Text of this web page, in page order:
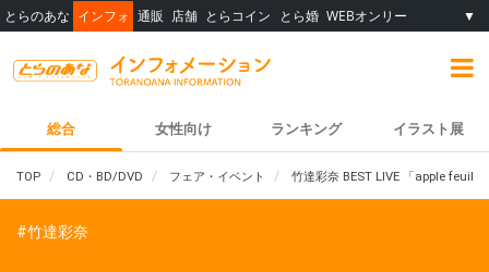
とらのあな インフォ 通販 店舗 とらコイン とら婚 WEBオンリー ▼
総合 女性向け ランキング イラスト展
TOP CD・BD/DVD フェア・イベント 竹達彩奈 BEST LIVE 「apple
#竹達彩奈